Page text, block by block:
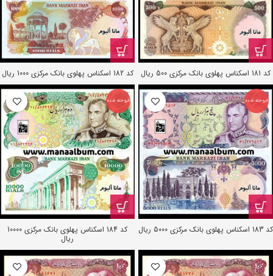
کد 181 اسکناس پهلوی بانک مرکزی 500 ریال کد 182 اسکناس پهلوی بانک مرکزی 1000 ریال
فروخته شده
کد 183 اسکناس پهلوی بانک مرکزی 5000 ریال
فروخته شده
کد 184 اسکناس پهلوی بانک مرکزی 10000
ریال